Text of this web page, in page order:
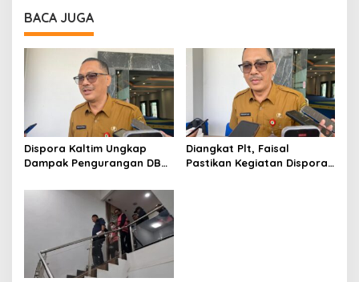
BACA JUGA
Dispora Kaltim Ungkap
Dampak Pengurangan DBH
PON
Diangkat Plt, Faisal
Pastikan Kegiatan Dispora